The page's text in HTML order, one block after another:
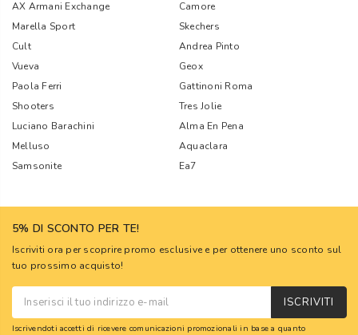
AX Armani Exchange
Camore
Marella Sport
Skechers
Cult
Andrea Pinto
Vueva
Geox
Paola Ferri
Gattinoni Roma
Shooters
Tres Jolie
Luciano Barachini
Alma En Pena
Melluso
Aquaclara
Samsonite
Ea7
5% DI SCONTO PER TE!
Iscriviti ora per scoprire promo esclusive e per ottenere uno sconto sul
tuo prossimo acquisto!
ISCRIVITI
Iscrivendoti accetti di ricevere comunicazioni promozionali in base a quanto